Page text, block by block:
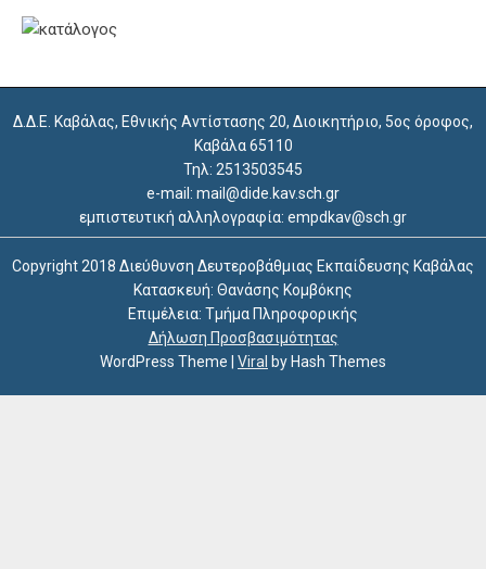
Δ.Δ.Ε. Καβάλας, Εθνικής Αντίστασης 20, Διοικητήριο, 5ος όροφος,
Καβάλα 65110
Τηλ: 2513503545
e-mail: mail@dide.kav.sch.gr
εμπιστευτική αλληλογραφία: empdkav@sch.gr
Copyright 2018 Διεύθυνση Δευτεροβάθμιας Εκπαίδευσης Καβάλας
Κατασκευή: Θανάσης Κομβόκης
Επιμέλεια: Τμήμα Πληροφορικής
Δήλωση Προσβασιμότητας
WordPress Theme
Viral by Hash Themes